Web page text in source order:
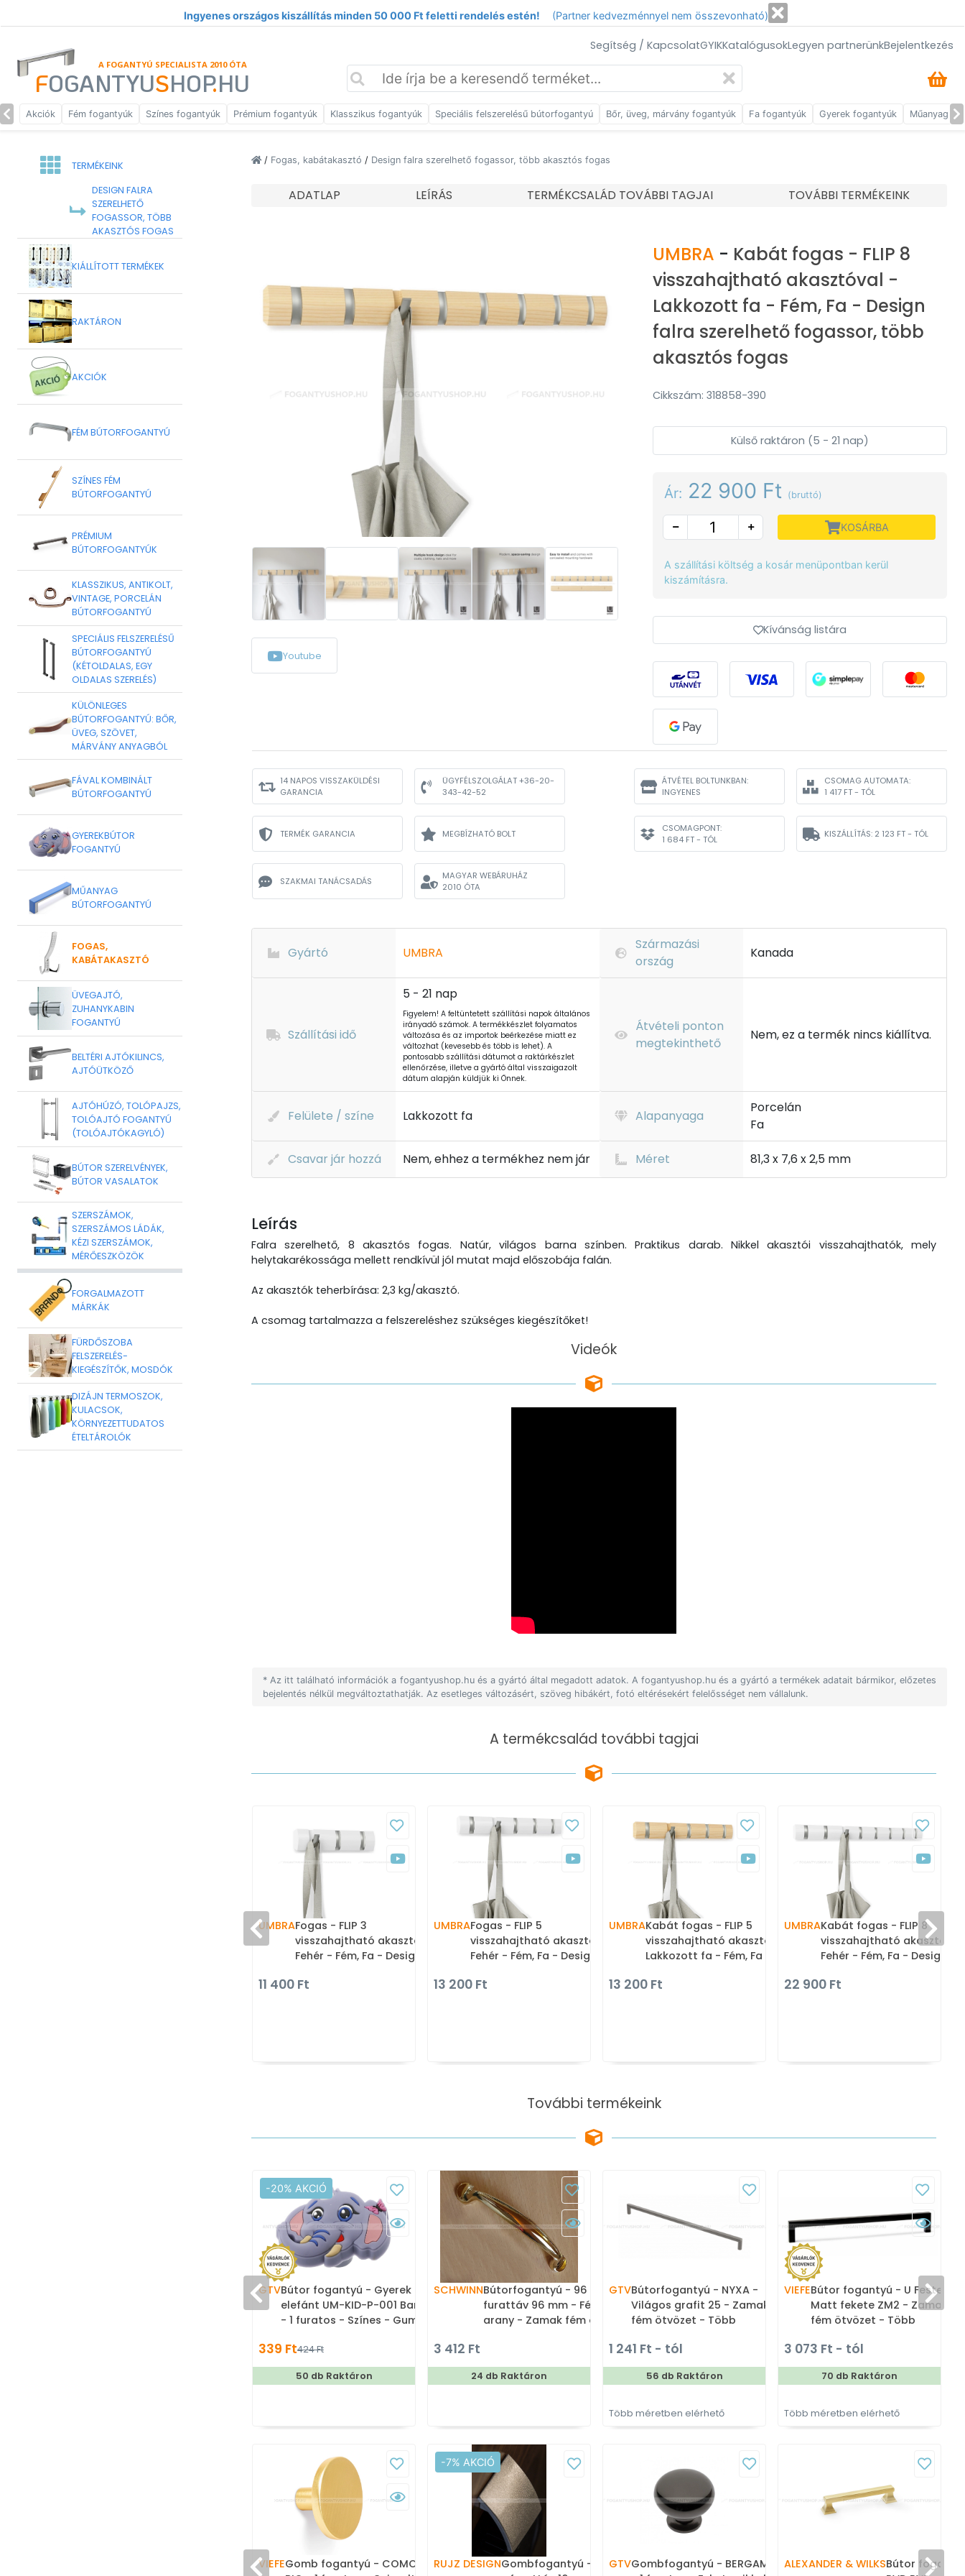
Ingyenes országos kiszállítás minden 50 000 Ft feletti rendelés estén! (Partner kedvezménnyel nem összevonható)
Segítség / KapcsolatGYIKKatalógusokLegyen partnerünkBejelentkezés
A FOGANTYÚ SPECIALISTA 2010 ÓTA
FOGANTYUSHOP.HU
Akciók Fém fogantyúk Színes fogantyúk Prémium fogantyúk Klasszikus fogantyúk Speciális felszerelésű bútorfogantyú Bőr, üveg, márvány fogantyúk Fa fogantyúk Gyerek fogantyúk Műanyag
TERMÉKEINK
DESIGN FALRA
SZERELHETŐ
FOGASSOR, TÖBB
AKASZTÓS FOGAS
KIÁLLÍTOTT TERMÉKEK
RAKTÁRON
AKCIÓK
FÉM BÚTORFOGANTYÚ
SZÍNES FÉM
BÚTORFOGANTYÚ
PRÉMIUM
BÚTORFOGANTYÚK
KLASSZIKUS, ANTIKOLT,
VINTAGE, PORCELÁN
BÚTORFOGANTYÚ
SPECIÁLIS FELSZERELÉSŰ
BÚTORFOGANTYÚ
(KÉTOLDALAS, EGY
OLDALAS SZERELÉS)
KÜLÖNLEGES
BÚTORFOGANTYÚ: BŐR,
ÜVEG, SZÖVET,
MÁRVÁNY ANYAGBÓL
FÁVAL KOMBINÁLT
BÚTORFOGANTYÚ
GYEREKBÚTOR
FOGANTYÚ
MŰANYAG
BÚTORFOGANTYÚ
FOGAS,
KABÁTAKASZTÓ
ÜVEGAJTÓ,
ZUHANYKABIN
FOGANTYÚ
BELTÉRI AJTÓKILINCS,
AJTÓÜTKÖZŐ
AJTÓHÚZÓ, TOLÓPAJZS,
TOLÓAJTÓ FOGANTYÚ
(TOLÓAJTÓKAGYLÓ)
BÚTOR SZERELVÉNYEK,
BÚTOR VASALATOK
SZERSZÁMOK,
SZERSZÁMOS LÁDÁK,
KÉZI SZERSZÁMOK,
MÉRŐESZKÖZÖK
FORGALMAZOTT
MÁRKÁK
FÜRDŐSZOBA
FELSZERELÉS-
KIEGÉSZÍTŐK, MOSDÓK
DIZÁJN TERMOSZOK,
KULACSOK,
KÖRNYEZETTUDATOS
ÉTELTÁROLÓK
/ Fogas, kabátakasztó / Design falra szerelhető fogassor, több akasztós fogas
ADATLAP LEÍRÁS TERMÉKCSALÁD TOVÁBBI TAGJAI TOVÁBBI TERMÉKEINK
Youtube
UMBRA - Kabát fogas - FLIP 8
visszahajtható akasztóval -
Lakkozott fa - Fém, Fa - Design
falra szerelhető fogassor, több
akasztós fogas
Cikkszám: 318858-390
Külső raktáron (5 - 21 nap)
Ár: 22 900 Ft (bruttó)
KOSÁRBA
A szállítási költség a kosár menüpontban kerül
kiszámításra.
Kívánság listára
14 NAPOS VISSZAKÜLDÉSI
GARANCIA
ÜGYFÉLSZOLGÁLAT +36-20-
343-42-52
TERMÉK GARANCIA MEGBÍZHATÓ BOLT
SZAKMAI TANÁCSADÁS
MAGYAR WEBÁRUHÁZ
2010 ÓTA
ÁTVÉTEL BOLTUNKBAN:
INGYENES
CSOMAG AUTOMATA:
1 417 FT - TÓL
CSOMAGPONT:
1 684 FT - TÓL
KISZÁLLÍTÁS: 2 123 FT - TÓL
Gyártó UMBRA
Származási
ország
Kanada
Szállítási idő
5 - 21 nap
Figyelem! A feltüntetett szállítási napok általános
irányadó számok. A termékkészlet folyamatos
változása és az importok beérkezése miatt ez
változhat (kevesebb és több is lehet). A
pontosabb szállítási dátumot a raktárkészlet
ellenőrzése, illetve a gyártó által visszaigazolt
dátum alapján küldjük ki Önnek.
Átvételi ponton
megtekinthető
Nem, ez a termék nincs kiállítva.
Felülete / színe Lakkozott fa Alapanyaga
Porcelán
Fa
Csavar jár hozzá Nem, ehhez a termékhez nem jár Méret 81,3 x 7,6 x 2,5 mm
Leírás
Falra szerelhető, 8 akasztós fogas. Natúr, világos barna színben. Praktikus darab. Nikkel akasztói visszahajthatók, mely
helytakarékossága mellett rendkívül jól mutat majd előszobája falán.
Az akasztók teherbírása: 2,3 kg/akasztó.
A csomag tartalmazza a felszereléshez szükséges kiegészítőket!
Videók
* Az itt található információk a fogantyushop.hu és a gyártó által megadott adatok. A fogantyushop.hu és a gyártó a termékek adatait bármikor, előzetes
bejelentés nélkül megváltoztathatják. Az esetleges változásért, szöveg hibákért, fotó eltérésekért felelősséget nem vállalunk.
A termékcsalád további tagjai
UMBRAFogas - FLIP 3
visszahajtható akasztóval -
Fehér - Fém, Fa - Design
több akasztós fogas
11 400 Ft
UMBRAFogas - FLIP 5
visszahajtható akasztóval -
Fehér - Fém, Fa - Design
több akasztós fogas
13 200 Ft
UMBRAKabát fogas - FLIP 5
visszahajtható akasztóval -
Lakkozott fa - Fém, Fa -
fogassor, több akasztós
13 200 Ft
UMBRAKabát fogas - FLIP 8
visszahajtható
Fehér - Fém, Fa - Design
több akasztós fogas
22 900 Ft
További termékeink
-20% AKCIÓ
GTVBútor fogantyú - Gyerek
elefánt UM-KID-P-001 Barbi
- 1 furatos - Színes - Gumi -
gyerekbútor fogantyú
339 Ft424 Ft
50 db Raktáron
SCHWINNBútorfogantyú - 96 2342 -
furattáv 96 mm - Fényes
arany - Zamak fém ötvözet
színes fém bútorfogantyú
3 412 Ft
24 db Raktáron
GTVBútorfogantyú - NYXA -
Világos grafit 25 - Zamak
fém ötvözet - Több
fém bútorfogantyú
1 241 Ft - tól
56 db Raktáron
Több méretben elérhető
VIEFEBútor fogantyú - U Festett -
Matt fekete ZM2 - Zamak
fém ötvözet - Több
fém bútorfogantyú
3 073 Ft - tól
70 db Raktáron
Több méretben elérhető
VIEFEGomb fogantyú - COMO
-7% AKCIÓ
RUJZ DESIGNGombfogantyú - 16 362.21c
GTVGombfogantyú - BERGAMO
ALEXANDER & WILKSBútor